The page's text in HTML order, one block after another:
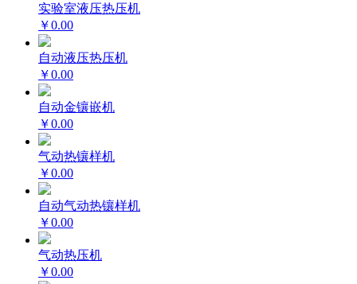
实验室液压热压机
￥0.00
自动液压热压机
￥0.00
自动金镶嵌机
￥0.00
气动热镶样机
￥0.00
自动气动热镶样机
￥0.00
气动热压机
￥0.00